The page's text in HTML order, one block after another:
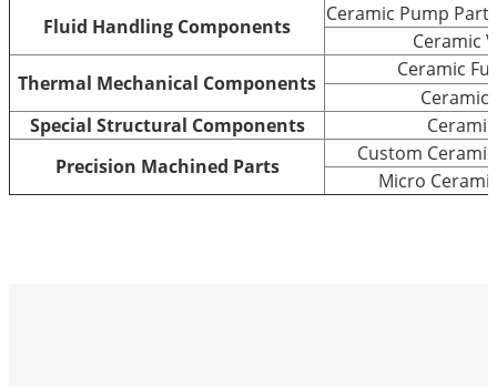
Fluid Handling Components
Ceramic Pump
Ceramic
Thermal Mechanical Components
Ceramic
Ceramic
Special Structural Components
Precision Machined Parts
Custom
Micro